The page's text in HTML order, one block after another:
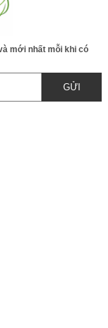
mới nhất mỗi khi có
GỬI